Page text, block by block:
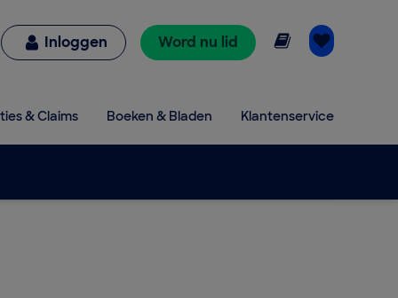
Inloggen Word nu lid Online lezen
& Claims Boeken & Bladen Klantenservice